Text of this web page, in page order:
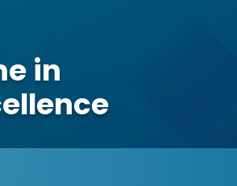
in